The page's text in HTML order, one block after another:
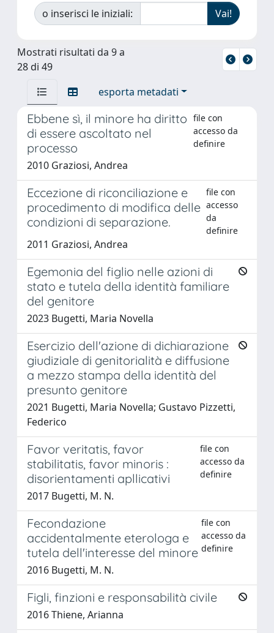
o inserisci le iniziali:
Mostrati risultati da 9 a
28 di 49
esporta metadati
Ebbene sì, il minore ha diritto
di essere ascoltato nel
processo
file con
accesso da
definire
2010 Graziosi, Andrea
Eccezione di riconciliazione e
procedimento di modifica delle
condizioni di separazione.
file con
accesso
da
definire
2011 Graziosi, Andrea
Egemonia del figlio nelle azioni di
stato e tutela della identità familiare
del genitore
2023 Bugetti, Maria Novella
Esercizio dell'azione di dichiarazione
giudiziale di genitorialità e diffusione
a mezzo stampa della identità del
presunto genitore
2021 Bugetti, Maria Novella; Gustavo Pizzetti,
Federico
Favor veritatis, favor
stabilitatis, favor minoris :
disorientamenti apllicativi
file con
accesso da
definire
2017 Bugetti, M. N.
Fecondazione
accidentalmente eterologa e
tutela dell'interesse del minore
file con
accesso da
definire
2016 Bugetti, M. N.
Figli, finzioni e responsabilità civile
2016 Thiene, Arianna